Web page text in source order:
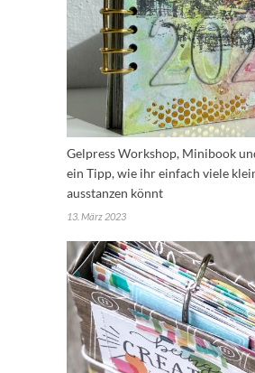
Gelpress Workshop, Minibook
ein Tipp, wie ihr einfach viele
ausstanzen könnt
13. März 2023